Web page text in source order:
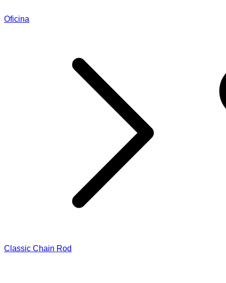
Oficina
Classic Chain Rod